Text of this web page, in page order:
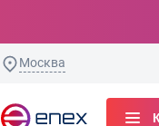
Москва